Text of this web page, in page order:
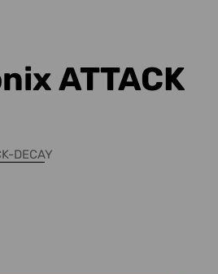
g
i
ATTACK
DECAY